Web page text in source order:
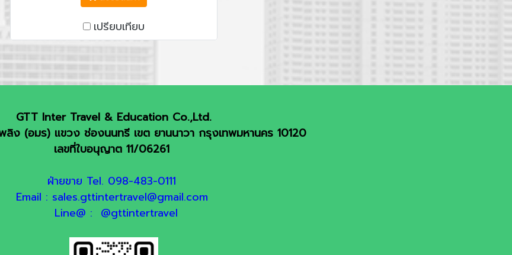
SIDECAR TOUR / ชายหาดโบลเตอร์ /
ชมนกเพนกวิน / แหลมกู๊ดโฮป
เปรียบเทียบ
GTT Inter Travel & Education Co.,Ltd.
ลิง (อมร) แขวง ช่องนนทรี เขต ยานนาวา กรุงเทพมหานคร 10120
เลขที่ใบอนุญาต 11/06261
ฝ่ายขาย Tel. 098-483-0111
Email : sales.gttintertravel@gmail.com
Line@ : @gttintertravel